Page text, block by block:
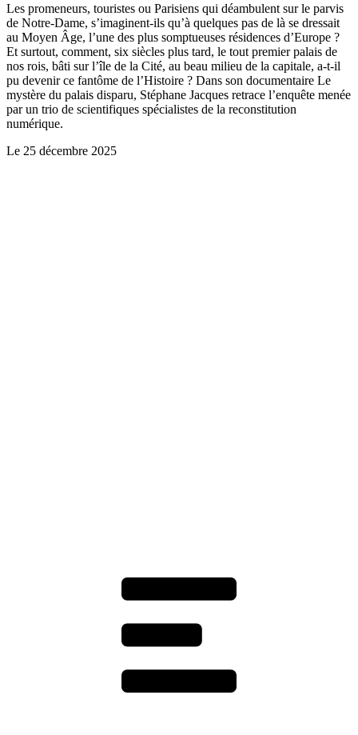
Les promeneurs, touristes ou Parisiens qui déambulent sur le parvis
de Notre-Dame, s’imaginent-ils qu’à quelques pas de là se dressait
au Moyen Âge, l’une des plus somptueuses résidences d’Europe ?
Et surtout, comment, six siècles plus tard, le tout premier palais de
nos rois, bâti sur l’île de la Cité, au beau milieu de la capitale, a-t-il
pu devenir ce fantôme de l’Histoire ? Dans son documentaire Le
mystère du palais disparu, Stéphane Jacques retrace l’enquête menée
par un trio de scientifiques spécialistes de la reconstitution
numérique.
Le 25 décembre 2025